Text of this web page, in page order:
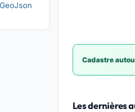
GeoJson
Cadastre
Les dernières